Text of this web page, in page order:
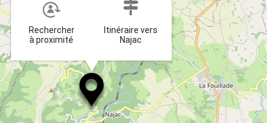
Rechercher
à proximité
Itinéraire vers
Najac